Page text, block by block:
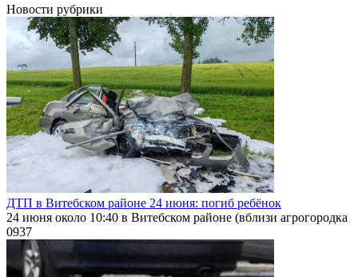
Новости рубрики
ДТП в Витебском районе 24 июня: погиб ребёнок
24 июня около 10:40 в Витебском районе (вблизи агрогородка
0937